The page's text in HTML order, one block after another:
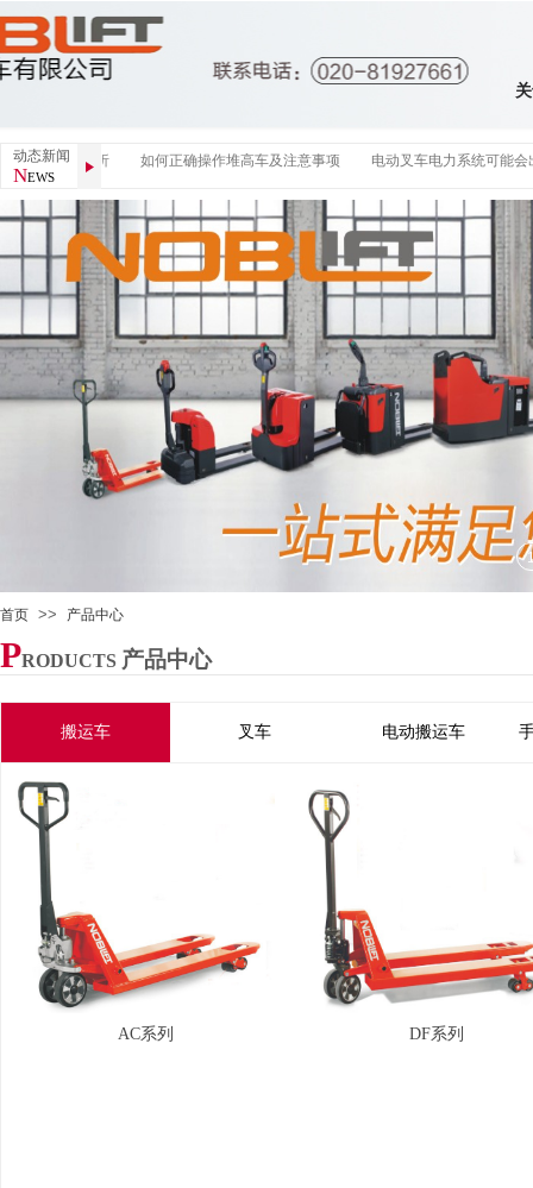
设备行业分析 如何正确操作堆高车及注意事项 电动叉车电力系统可能会
动态新闻
NEWS
首页 >> 产品中心
PRODUCTS 产品中心
搬运车 叉车 电动搬运车
AC系列 DF系列